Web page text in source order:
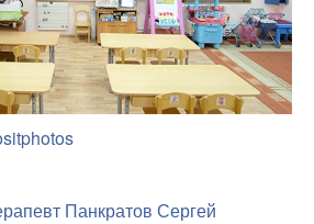
Панкратов Сергей